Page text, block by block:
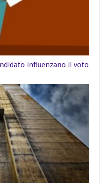
influenzano il voto